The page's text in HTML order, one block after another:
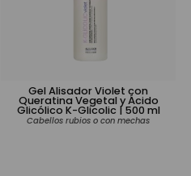
Gel Alisador Violet con
Queratina Vegetal y Ácido
Glicólico K-Glicolic | 500 ml
Cabellos rubios o con mechas